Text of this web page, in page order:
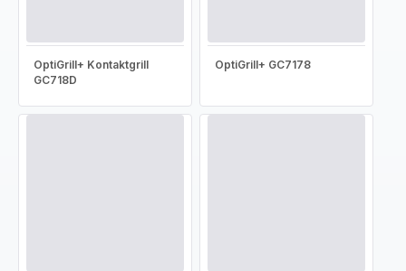
OptiGrill+ Kontaktgrill
GC718D
OptiGrill+ GC7178